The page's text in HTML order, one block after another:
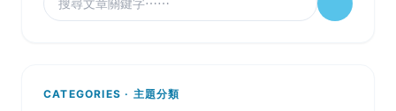
CATEGORIES · 主題分類